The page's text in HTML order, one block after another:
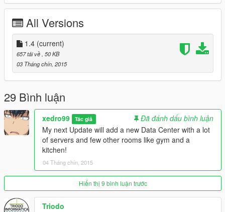
a new building and connect them with a lobby to make this
If there is any issues/feedback then feel free to report them in
comment section!
Sorry for such a bad quality of screenshot I made this map
on a LowEnd PC
Update
-> Added a new private room in second building with a
gym
-> Made few improvements
-> Added more lights
All Versions
1.4 (current)
657 tải về, 50 KB
03 Tháng chín, 2015
29 Bình luận
xedro99 Tác giả
Đã đánh dấu bình luận
My next Update will add a new Data Center with a lot
of servers and few other rooms like gym and a
kitchen!
04 Tháng chín, 2015
Hiển thị 9 bình luận trước
Triodo